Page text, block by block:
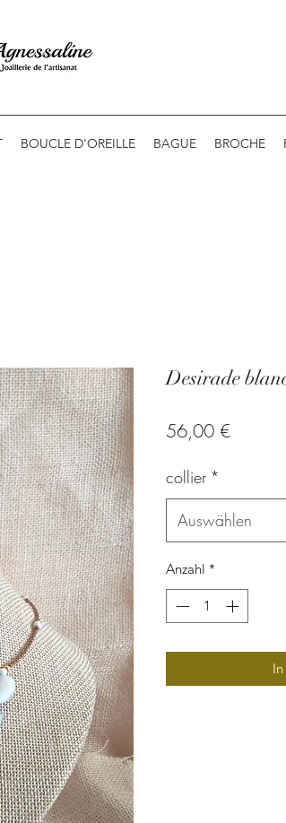
BOUCLE D'OREILLE BAGUE BROCHE
Desirade
56,00 €Preis
collier *
Auswählen
Anzahl *